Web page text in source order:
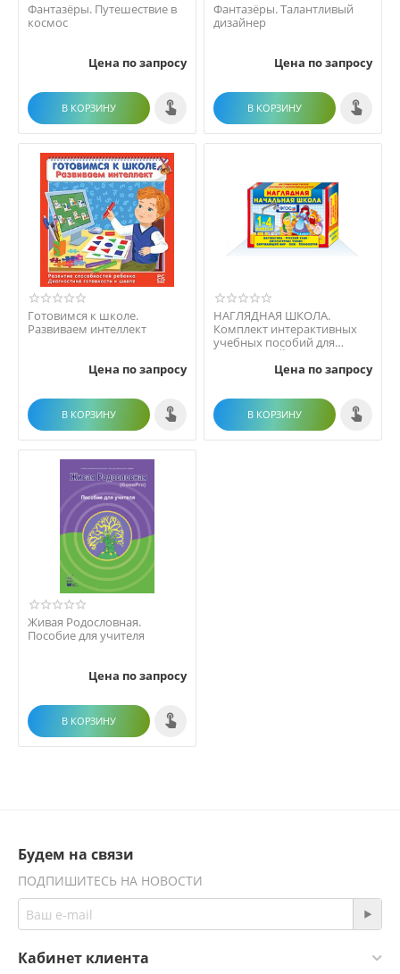
Фантазёры. Путешествие в
космос
Цена по запросу
В КОРЗИНУ
Фантазёры. Талантливый
дизайнер
Цена по запросу
В КОРЗИНУ
Готовимся к школе.
Развиваем интеллект
Цена по запросу
В КОРЗИНУ
НАГЛЯДНАЯ ШКОЛА.
Комплект интерактивных
учебных пособий для
НАЧАЛЬНОЙ ШКОЛЫ
Цена по запросу
В КОРЗИНУ
Живая Родословная.
Пособие для учителя
Цена по запросу
В КОРЗИНУ
Будем на связи
ПОДПИШИТЕСЬ НА НОВОСТИ
Кабинет клиента